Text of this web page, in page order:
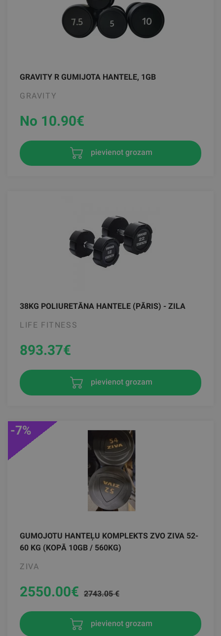
GRAVITY R GUMIJOTA HANTELE, 1GB
GRAVITY
No 10.90€
pievienot grozam
38KG POLIURETĀNA HANTELE (PĀRIS) - ZILA
LIFE FITNESS
893.37€
pievienot grozam
GUMOJOTU HANTEĻU KOMPLEKTS ZVO ZIVA 52-
60 KG (KOPĀ 10GB / 560KG)
ZIVA
-7%
2550.00€ 2743.05 €
pievienot grozam